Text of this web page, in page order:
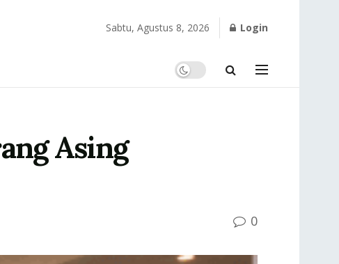
Sabtu, Agustus 8, 2026 Login
Asing
0